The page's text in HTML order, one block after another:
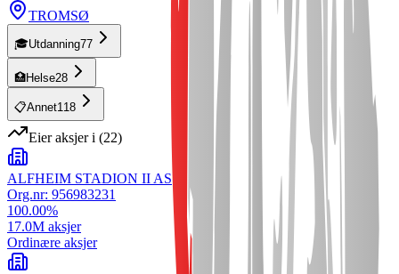
TROMSØ
🎓Utdanning77
🏥Helse28
📋Annet118
Eier aksjer i (22)
ALFHEIM STADION II AS
Org.nr: 956983231
100.00%
17.0M aksjer
Ordinære aksjer